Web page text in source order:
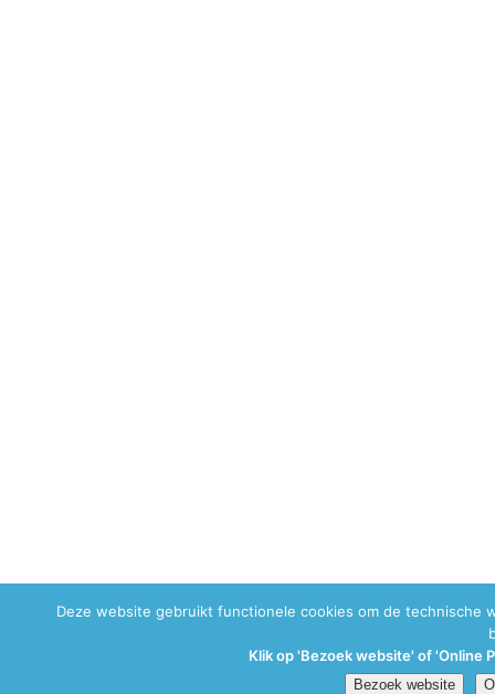
Deze website gebruikt functionele cookies om de technische
Klik op 'Bezoek website' of 'Online
Bezoek website